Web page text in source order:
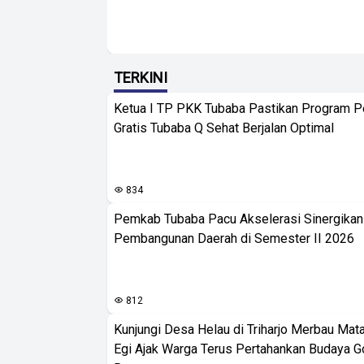
TERKINI
Ketua I TP PKK Tubaba Pastikan Program
Gratis Tubaba Q Sehat Berjalan Optimal
834
Pemkab Tubaba Pacu Akselerasi
Pembangunan Daerah di Semester II 2026
812
Kunjungi Desa Helau di Triharjo Merbau
Egi Ajak Warga Terus Pertahankan Budaya